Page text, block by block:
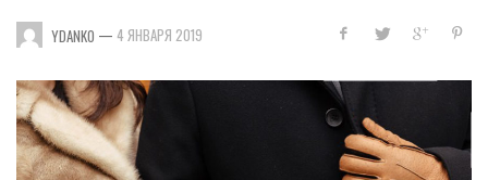
YDANKO — 4 ЯНВАРЯ 2019